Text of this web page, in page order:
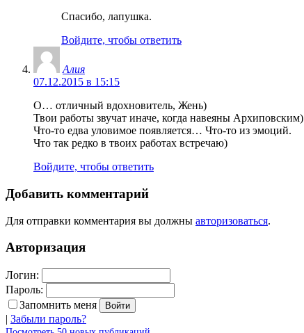
Спасибо, лапушка.
Войдите, чтобы ответить
Алия
07.12.2015 в 15:15
О… отличный вдохновитель, Жень)
Твои работы звучат иначе, когда навеяны Архиповским)
Что-то едва уловимое появляется… Что-то из эмоций.
Что так редко в твоих работах встречаю)
Войдите, чтобы ответить
Добавить комментарий
Для отправки комментария вы должны авторизоваться.
Авторизация
Логин:
Пароль:
Запомнить меня
| Забыли пароль?